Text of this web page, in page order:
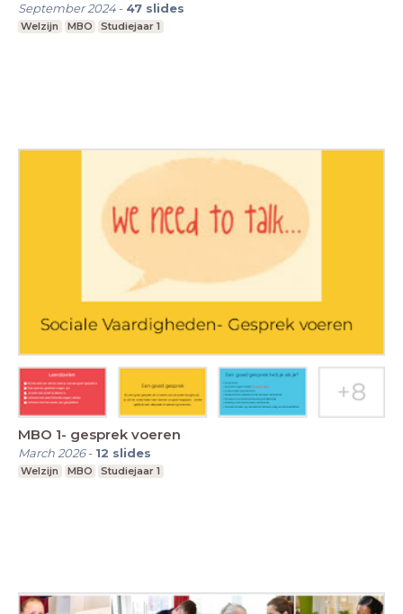
September 2024- 47 slides
Welzijn MBO Studiejaar 1
MBO 1- gesprek voeren
March 2026- 12 slides
Welzijn MBO Studiejaar 1